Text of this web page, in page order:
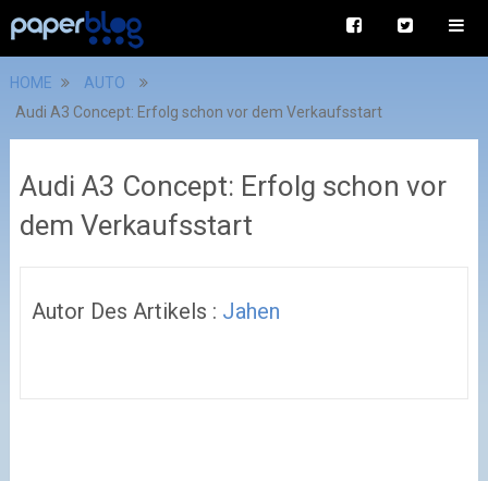
HOME
AUTO
Audi A3 Concept: Erfolg schon vor dem Verkaufsstart
Audi A3 Concept: Erfolg schon vor
dem Verkaufsstart
Autor Des Artikels : Jahen